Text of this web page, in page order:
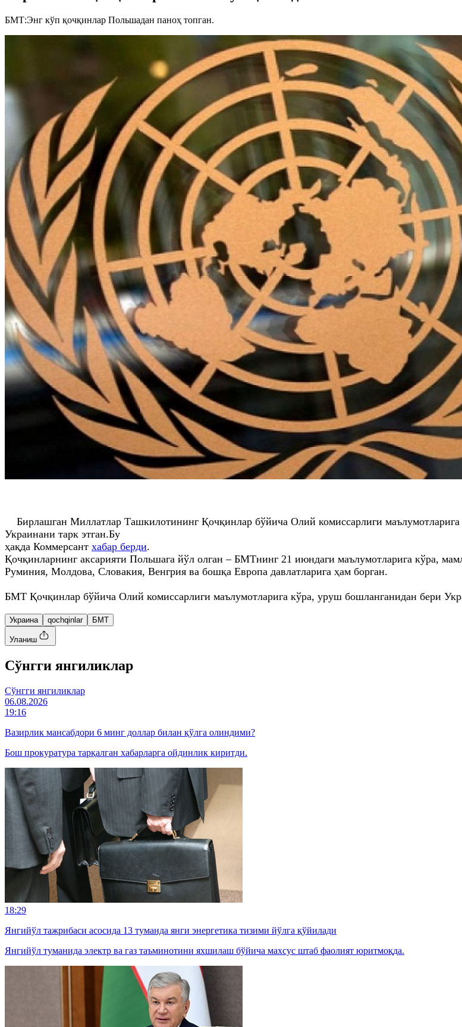
БМТ:Энг кўп қочқинлар Польшадан паноҳ топган.
Бирлашган Миллатлар Ташкилотининг Қочқинлар бўйича Олий комиссарлиги
Украинани тарк этган.Бу
ҳақда Коммерсант хабар берди.
Қочқинларнинг аксарияти Польшага йўл олган – БМТнинг 21 июндаги маълумотларига кўра,
Руминия, Молдова, Словакия, Венгрия ва бошқа Европа давлатларига ҳам борган.
БМТ Қочқинлар бўйича Олий комиссарлиги маълумотларига кўра, уруш бошланганидан бери
Украина qochqinlar БМТ
Уланиш
Cўнгги янгиликлар
Cўнгги янгиликлар
06.08.2026
19:16
Вазирлик мансабдори 6 минг доллар билан қўлга олиндими?
Бош прокуратура тарқалган хабарларга ойдинлик киритди.
18:29
Янгийўл тажрибаси асосида 13 туманда янги энергетика тизими йўлга қўйилади
Янгийўл туманида электр ва газ таъминотини яхшилаш бўйича махсус штаб фаолият юритмоқда.